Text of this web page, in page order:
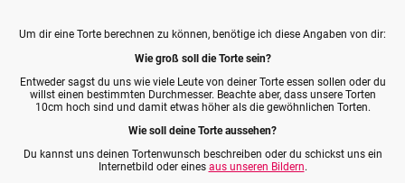
Um dir eine Torte berechnen zu können, benötige ich diese Angaben von dir:
Wie groß soll die Torte sein?
Entweder sagst du uns wie viele Leute von deiner Torte essen sollen oder du
willst einen bestimmten Durchmesser. Beachte aber, dass unsere Torten
10cm hoch sind und damit etwas höher als die gewöhnlichen Torten.
Wie soll deine Torte aussehen?
Du kannst uns deinen Tortenwunsch beschreiben oder du schickst uns ein
Internetbild oder eines aus unseren Bildern.